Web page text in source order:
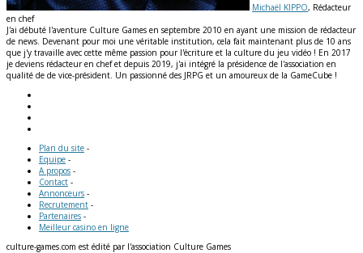
Michaël KIPPO, Rédacteur
en chef
J'ai débuté l'aventure Culture Games en septembre 2010 en ayant une mission de rédacteur
de news. Devenant pour moi une véritable institution, cela fait maintenant plus de 10 ans
que j'y travaille avec cette même passion pour l'écriture et la culture du jeu vidéo ! En 2017
je deviens rédacteur en chef et depuis 2019, j'ai intégré la présidence de l'association en
qualité de de vice-président. Un passionné des JRPG et un amoureux de la GameCube !
Plan du site -
Equipe -
A propos -
Contact -
Annonceurs -
Recrutement -
Partenaires -
Meilleur casino en ligne
culture-games.com est édité par l'association Culture Games